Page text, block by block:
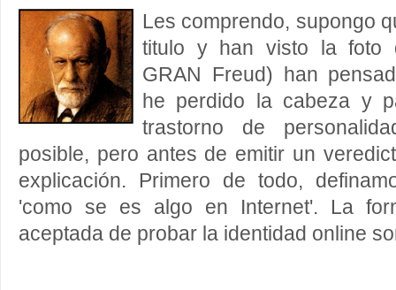
Les comprendo, supongo
titulo y han visto la foto
GRAN Freud) han
he perdido la cabeza y
trastorno de
posible, pero antes de emitir un
explicación. Primero de todo,
'como se es algo en Internet'. La
aceptada de probar la identidad online